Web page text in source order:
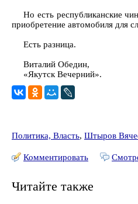
Но есть республиканские
приобретение автомобиля для
Есть разница.
Виталий Обедин,
«Якутск Вечерний».
Политика, Власть, Штыров
Комментировать
Читайте также